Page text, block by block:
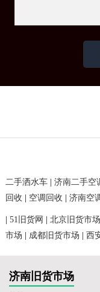
二手洒水车| 济南二手空
回收
空调回收 济南空
51旧货网 北京旧货市场
市场
成都旧货市场 西
济南旧货市场